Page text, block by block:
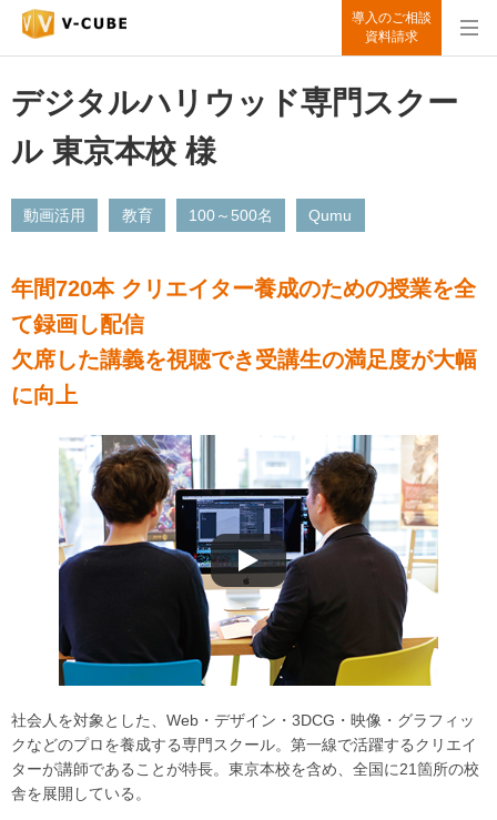
導入のご相談
資料請求
デジタルハリウッド専門スクー
ル 東京本校 様
動画活用 教育 100～500名 Qumu
年間720本 クリエイター養成のための授業を全
て録画し配信
欠席した講義を視聴でき受講生の満足度が大幅
に向上
社会人を対象とした、Web・デザイン・3DCG・映像・グラフィッ
クなどのプロを養成する専門スクール。第一線で活躍するクリエイ
ターが講師であることが特長。東京本校を含め、全国に21箇所の校
舎を展開している。